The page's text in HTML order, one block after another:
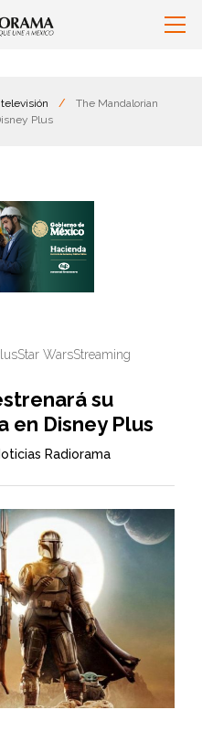
/
The Mandalorian
Plus
Star WarsStreaming
su
Disney Plus
Radiorama